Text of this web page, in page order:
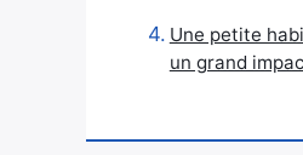
Une petite
un grand